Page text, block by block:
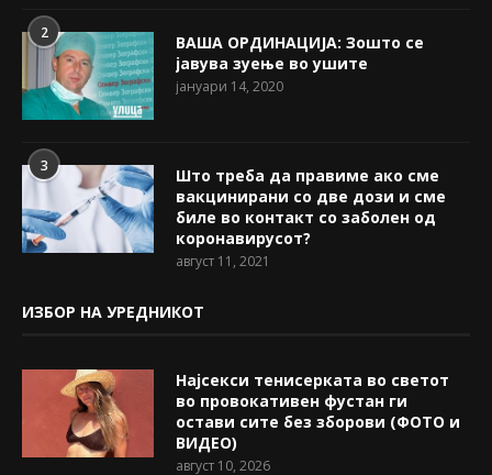
2
ВАША ОРДИНАЦИЈА: Зошто се
јавува зуење во ушите
јануари 14, 2020
3
Што треба да правиме ако сме
вакцинирани со две дози и сме
биле во контакт со заболен од
коронавирусот?
август 11, 2021
ИЗБОР НА УРЕДНИКОТ
Најсекси тенисерката во светот
во провокативен фустан ги
остави сите без зборови (ФОТО и
ВИДЕО)
август 10, 2026